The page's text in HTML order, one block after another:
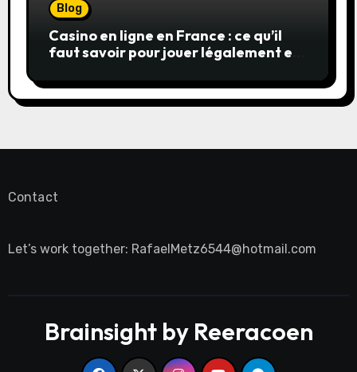
Blog
Casino en ligne en France : ce qu’il
faut savoir pour jouer légalement et
Contact
Let’s work together: RafaelMetz6544@hotmail.com
Brainsight by Reeracoen